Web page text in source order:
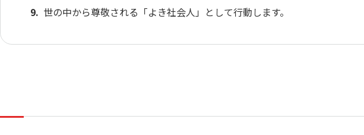
世の中から尊敬される「よき社会人」として行動します。